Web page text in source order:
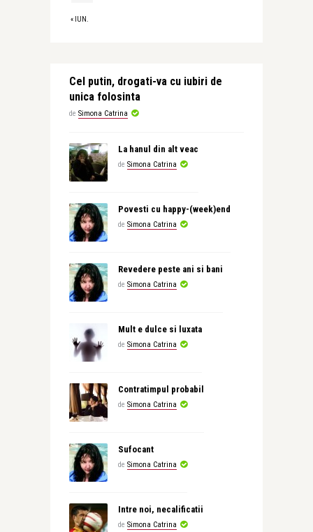
« IUN.
Cel putin, drogati-va cu iubiri de
unica folosinta
de Simona Catrina
La hanul din alt veac
de Simona Catrina
Povesti cu happy-(week)end
de Simona Catrina
Revedere peste ani si bani
de Simona Catrina
Mult e dulce si luxata
de Simona Catrina
Contratimpul probabil
de Simona Catrina
Sufocant
de Simona Catrina
Intre noi, necalificatii
de Simona Catrina